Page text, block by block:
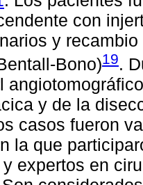
con
y
Bono)19.
y de la
casos fueron
la que
expertos en